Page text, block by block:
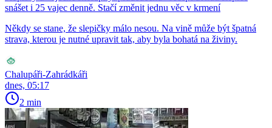
snášet i 25 vajec denně. Stačí změnit jednu věc v krmení
Někdy se stane, že slepičky málo nesou. Na vině může být špatná
strava, kterou je nutné upravit tak, aby byla bohatá na živiny.
Chalupáři-Zahrádkáři
dnes, 05:17
2 min